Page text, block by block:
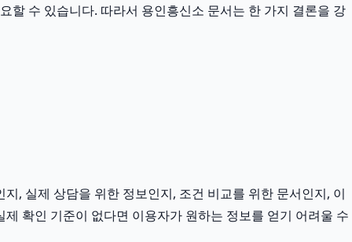
할 수 있습니다. 따라서 용인흥신소 문서는 한 가지 결론을 강
, 실제 상담을 위한 정보인지, 조건 비교를 위한 문서인지, 이
확인 기준이 없다면 이용자가 원하는 정보를 얻기 어려울 수